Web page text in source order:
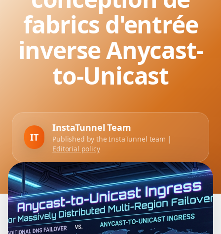
fabrics d'entrée
inverse Anycast-
to-Unicast
IT
InstaTunnel Team
Published by the InstaTunnel team |
Editorial policy